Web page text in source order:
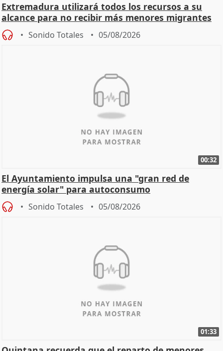
Extremadura utilizará todos los recursos a su
alcance para no recibir más menores migrantes
Sonido Totales 05/08/2026
00:32
El Ayuntamiento impulsa una "gran red de
energía solar" para autoconsumo
Sonido Totales 05/08/2026
01:33